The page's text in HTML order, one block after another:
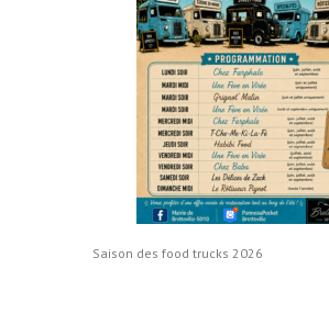
Saison des food trucks 2026